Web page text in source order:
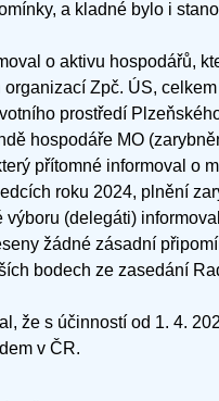
a kladné bylo i
o aktivu hospodářů,
Zpč. ÚS,
prostředí
hospodáře MO
přítomné informoval o
roku 2024, plnění
(delegáti)
žádné zásadní
bodech ze zasedání
že s účinností od 1. 4.
v ČR.